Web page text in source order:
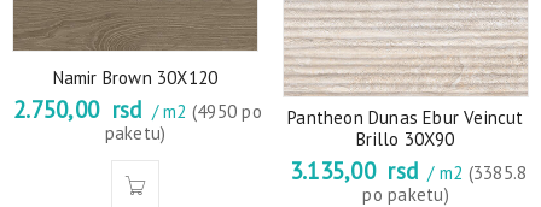
Namir Brown 30X120
2.750,00 rsd / m2 (4950 po
paketu)
Pantheon Dunas Ebur Veincut
Brillo 30X90
3.135,00 rsd / m2 (3385.8
po paketu)